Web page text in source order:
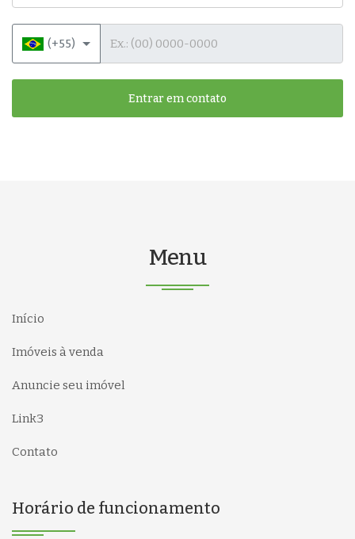
(+55)
Entrar em contato
Menu
Início
Imóveis à venda
Anuncie seu imóvel
Link3
Contato
Horário de funcionamento